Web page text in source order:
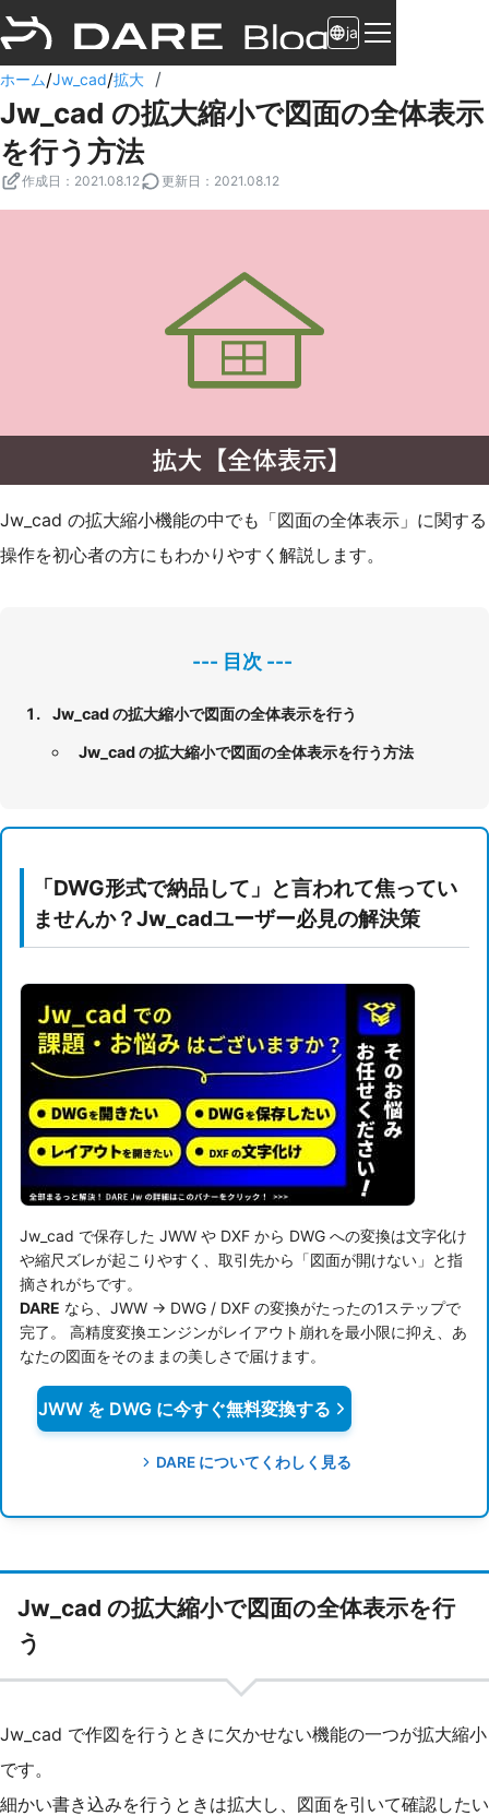
ja
ホーム/Jw_cad/拡大 /
Jw_cad の拡大縮小で図面の全体表示
を行う方法
作成日 ： 2021.08.12 更新日 ： 2021.08.12
Jw_cad の拡大縮小機能の中でも「図面の全体表示」に関する
操作を初心者の方にもわかりやすく解説します。
Jw_cad の拡大縮小で図面の全体表示を行う
Jw_cad の拡大縮小で図面の全体表示を行う方法
「DWG形式で納品して」と言われて焦ってい
ませんか？Jw_cadユーザー必見の解決策
Jw_cad で保存した JWW や DXF から DWG への変換は文字化け
や縮尺ズレが起こりやすく、取引先から「図面が開けない」と指
摘されがちです。
DARE なら、JWW → DWG / DXF の変換がたったの1ステップで
完了。 高精度変換エンジンがレイアウト崩れを最小限に抑え、あ
なたの図面をそのままの美しさで届けます。
JWW を DWG に今すぐ無料変換する
DARE についてくわしく見る
Jw_cad の拡大縮小で図面の全体表示を行
う
Jw_cad で作図を行うときに欠かせない機能の一つが拡大縮小
です。
細かい書き込みを行うときは拡大し、図面を引いて確認したい